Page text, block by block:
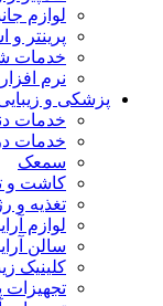
لوازم
پرینتر و
خدمات
نرم
پزشکی و
خدمات
خدمات
سمعک
کاشت و
تغذیه و
لوازم
سالن
کلینیک